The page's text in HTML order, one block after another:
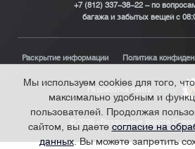
+7 (812) 337-38-22 – по
багажа и забытых вещей с
Раскрытие информации Политика
Разработка сайта
© 2026 «Воздушные Ворота
Мы используем cookies для того,
максимально удобным и
пользователей. Продолжая
сайтом, вы даетесогласие на
данных. Вы можете запретить